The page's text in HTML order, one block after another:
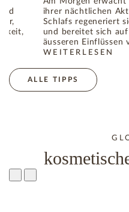
IM SOMMER: WIE DIE
ihrer nächtlichen
Schlafs regeneriert
und bereitet sich
äusseren Einflüssen
WEITERLESEN
:
ALLE TIPPS